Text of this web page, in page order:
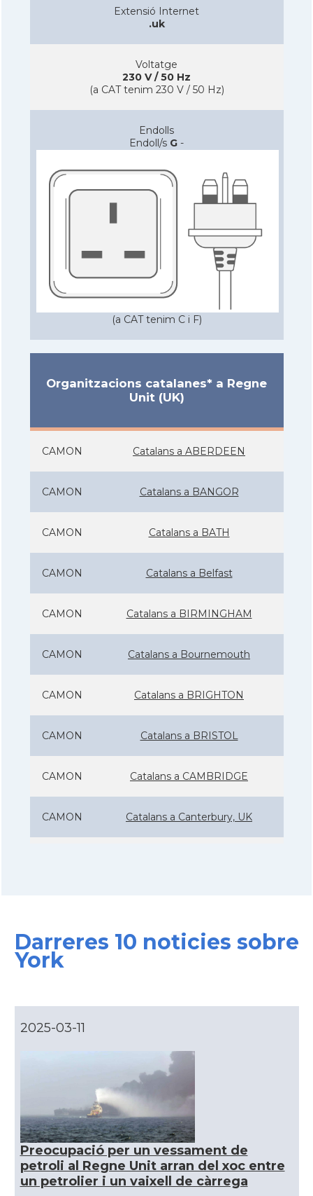
Extensió Internet
.uk
Voltatge
230 V / 50 Hz
(a CAT tenim 230 V / 50 Hz)
Endolls
Endoll/s G -
(a CAT tenim C i F)
Organitzacions catalanes* a Regne
Unit (UK)
CAMON Catalans a ABERDEEN
CAMON Catalans a BANGOR
CAMON Catalans a BATH
CAMON Catalans a Belfast
CAMON Catalans a BIRMINGHAM
CAMON Catalans a Bournemouth
CAMON Catalans a BRIGHTON
CAMON Catalans a BRISTOL
CAMON Catalans a CAMBRIDGE
CAMON Catalans a Canterbury, UK
CAMON Catalans a CHELTENHAM
CAMON
CATALANS A EDINBURGH
Catalans a Enniskillen
CAMON Catalans a EXETER
CAMON
Catalans a Glasgow -Escòcia -
Darreres 10 noticies sobre
York
2025-03-11
Preocupació per un vessament de
petroli al Regne Unit arran del xoc entre
un petrolier i un vaixell de càrrega